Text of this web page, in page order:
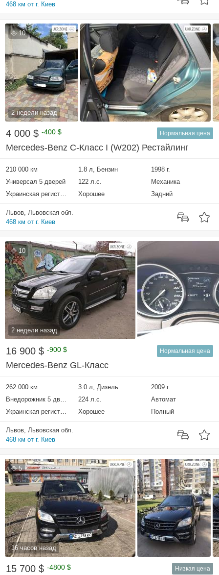
468 км от г. Киев
10
2 недели назад
4 000 $ -400 $ Нормальная цена
Mercedes-Benz C-Класс I (W202) Рестайлинг
210 000 км 1.8 л, Бензин
1998 г.
Универсал 5 дверей
122 л.с.
Механика
Украинская регистрация
Хорошее Задний
Львов, Львовская обл.
468 км от г. Киев
10
2 недели назад
16 900 $ -900 $ Нормальная цена
Mercedes-Benz GL-Класс
262 000 км 3.0 л, Дизель
2009 г.
Внедорожник 5 дверей
224 л.с.
Автомат
Украинская регистрация
Хорошее Полный
Львов, Львовская обл.
468 км от г. Киев
5
16 часов назад
15 700 $ -4800 $ Низкая цена